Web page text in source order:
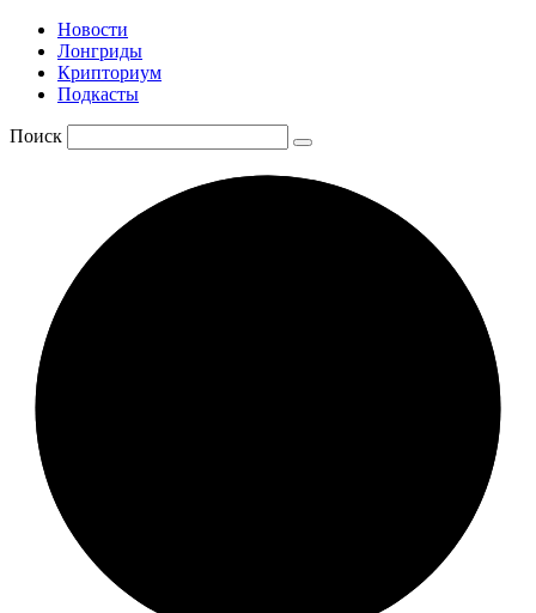
Новости
Лонгриды
Крипториум
Подкасты
Поиск